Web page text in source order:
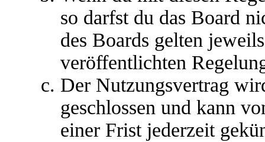
so darfst du das Board
des Boards gelten
veröffentlichten
Der Nutzungsvertrag
geschlossen und kann
einer Frist jederzeit